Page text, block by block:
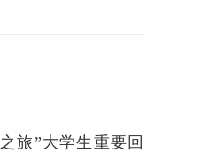
旅”大学生重要回